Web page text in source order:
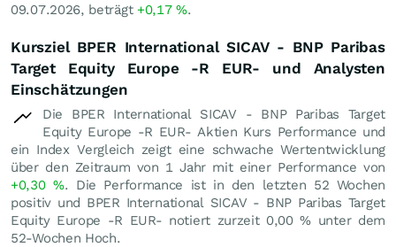
09.07.2026, beträgt +0,17%.
Kursziel BPER International SICAV - BNP Paribas
Target Equity Europe -R EUR- und Analysten
Einschätzungen
Die BPER International SICAV - BNP Paribas Target
Equity Europe -R EUR- Aktien Kurs Performance und
ein Index Vergleich zeigt eine schwache Wertentwicklung
über den Zeitraum von 1 Jahr mit einer Performance von
+0,30 %. Die Performance ist in den letzten 52 Wochen
positiv und BPER International SICAV - BNP Paribas Target
Equity Europe -R EUR- notiert zurzeit 0,00% unter dem
52-Wochen Hoch.